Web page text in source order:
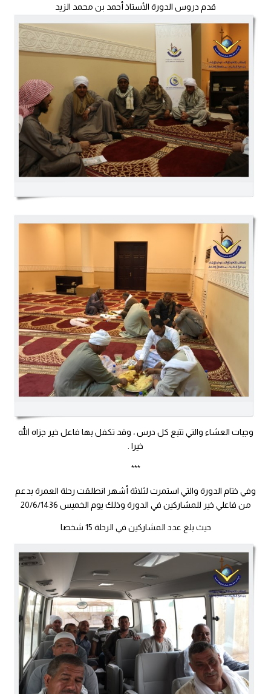
قدم دروس الدورة الأستاذ أحمد بن محمد الزيد
وجبات العشاء والتي تتبع كل درس ، وقد تكفل بها فاعل خير جزاه الله
خيرا .
***
وفي ختام الدورة والتي استمرت لثلاثة أشهر انطلقت رحلة العمرة بدعم
من فاعلي خير للمشاركين في الدورة وذلك يوم الخميس 20/6/1436
حيث بلغ عدد المشاركين في الرحلة 15 شخصا